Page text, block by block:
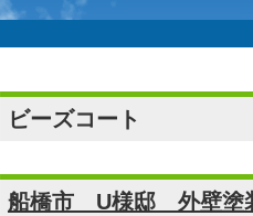
ビーズコート
船橋市 U様邸 外壁塗